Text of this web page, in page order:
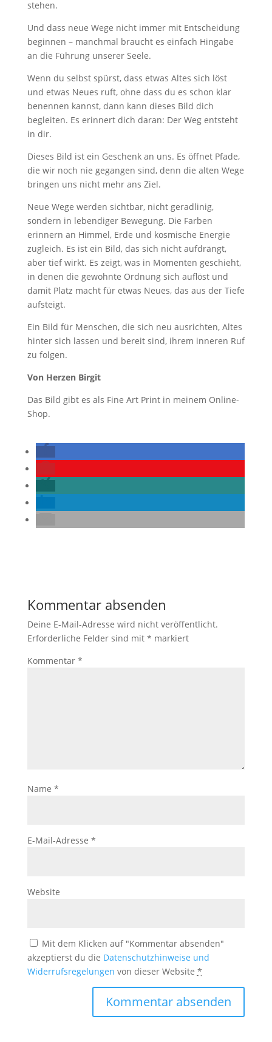
stehen.
Und dass neue Wege nicht immer mit Entscheidung
beginnen – manchmal braucht es einfach Hingabe
an die Führung unserer Seele.
Wenn du selbst spürst, dass etwas Altes sich löst
und etwas Neues ruft, ohne dass du es schon klar
benennen kannst, dann kann dieses Bild dich
begleiten. Es erinnert dich daran: Der Weg entsteht
in dir.
Dieses Bild ist ein Geschenk an uns. Es öffnet Pfade,
die wir noch nie gegangen sind, denn die alten Wege
bringen uns nicht mehr ans Ziel.
Neue Wege werden sichtbar, nicht geradlinig,
sondern in lebendiger Bewegung. Die Farben
erinnern an Himmel, Erde und kosmische Energie
zugleich. Es ist ein Bild, das sich nicht aufdrängt,
aber tief wirkt. Es zeigt, was in Momenten geschieht,
in denen die gewohnte Ordnung sich auflöst und
damit Platz macht für etwas Neues, das aus der Tiefe
aufsteigt.
Ein Bild für Menschen, die sich neu ausrichten, Altes
hinter sich lassen und bereit sind, ihrem inneren Ruf
zu folgen.
Von Herzen Birgit
Das Bild gibt es als Fine Art Print in meinem Online-
Shop.
Kommentar absenden
Deine E-Mail-Adresse wird nicht veröffentlicht.
Erforderliche Felder sind mit * markiert
Kommentar *
Name *
E-Mail-Adresse *
Website
Mit dem Klicken auf "Kommentar absenden"
akzeptierst du die Datenschutzhinweise und
Widerrufsregelungen von dieser Website *